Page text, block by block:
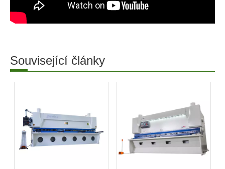
Související články